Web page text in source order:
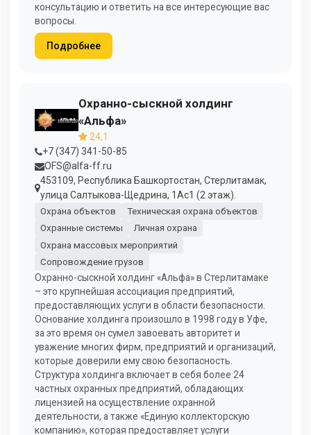
консультацию и ответить на все интересующие вас
вопросы.
Подробнее
Охранно-сыскной холдинг
«Альфа»
24,1
+7 (347) 341-50-85
OFS@alfa-ff.ru
453109, Республика Башкортостан, Стерлитамак,
улица Салтыкова-Щедрина, 1Ас1 (2 этаж).
Охрана объектов
Техническая охрана объектов
Охранные системы
Личная охрана
Охрана массовых мероприятий
Сопровождение грузов
Охранно-сыскной холдинг «Альфа» в Стерлитамаке
– это крупнейшая ассоциация предприятий,
предоставляющих услуги в области безопасности.
Основание холдинга произошло в 1998 году в Уфе,
за это время он сумел завоевать авторитет и
уважение многих фирм, предприятий и организаций,
которые доверили ему свою безопасность.
Структура холдинга включает в себя более 24
частных охранных предприятий, обладающих
лицензией на осуществление охранной
деятельности, а также «Единую коллекторскую
компанию», которая предоставляет услуги